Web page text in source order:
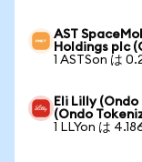
AST
Holdings plc
1 ASTSon は
Eli Lilly
(Ondo
1 LLYon は